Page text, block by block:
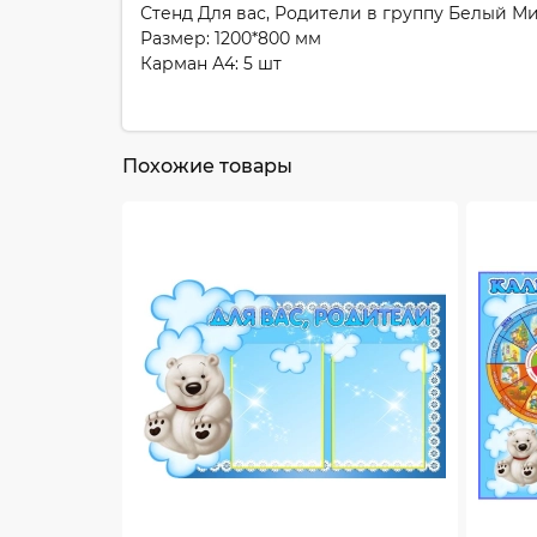
Стенд Для вас, Родители в группу Белый
Размер: 1200*800 мм
Карман А4: 5 шт
Похожие товары